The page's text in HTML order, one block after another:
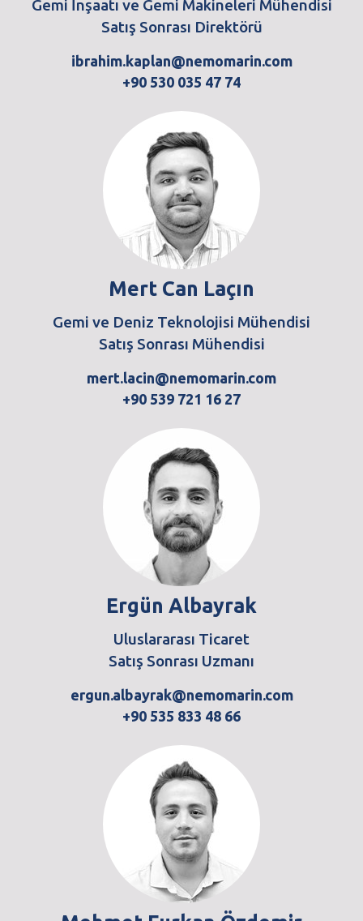
Gemi İnşaatı ve Gemi Makineleri Mühendisi
Satış Sonrası Direktörü
ibrahim.kaplan@nemomarin.com
+90 530 035 47 74
Mert Can Laçın
Gemi ve Deniz Teknolojisi Mühendisi
Satış Sonrası Mühendisi
mert.lacin@nemomarin.com
+90 539 721 16 27
Ergün Albayrak
Uluslararası Ticaret
Satış Sonrası Uzmanı
ergun.albayrak@nemomarin.com
+90 535 833 48 66